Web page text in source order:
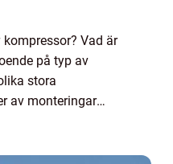
Vad är
på typ av
stora
av monteringar